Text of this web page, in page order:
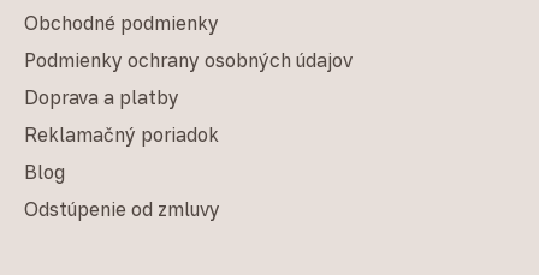
Obchodné podmienky
Podmienky ochrany osobných údajov
Doprava a platby
Reklamačný poriadok
Blog
Odstúpenie od zmluvy